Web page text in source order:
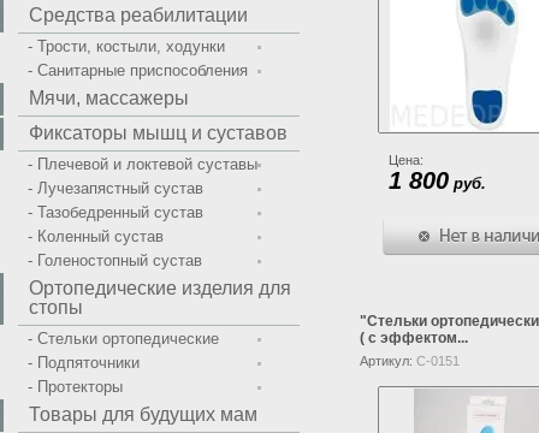
Цена:
1 800 руб.
"Стельки
( с эффектом...
Артикул: С-0151
Средства реабилитации
- Трости, костыли, ходунки
- Санитарные приспособления
Мячи, массажеры
Фиксаторы мышц и суставов
- Плечевой и локтевой суставы
- Лучезапястный сустав
- Тазобедренный сустав
- Коленный сустав
- Голеностопный сустав
Ортопедические изделия для
стопы
- Стельки ортопедические
- Подпяточники
- Протекторы
Товары для будущих мам